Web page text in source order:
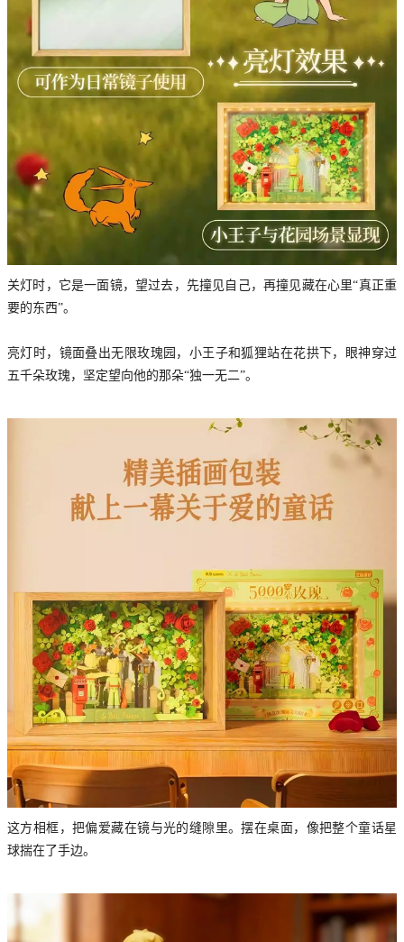
关灯时，它是一面镜，望过去，先撞见自己，再撞见藏在心里“真正重
要的东西”。
亮灯时，镜面叠出无限玫瑰园，小王子和狐狸站在花拱下，眼神穿过
五千朵玫瑰，坚定望向他的那朵“独一无二”。
这方相框，把偏爱藏在镜与光的缝隙里。摆在桌面，像把整个童话星
球揣在了手边。